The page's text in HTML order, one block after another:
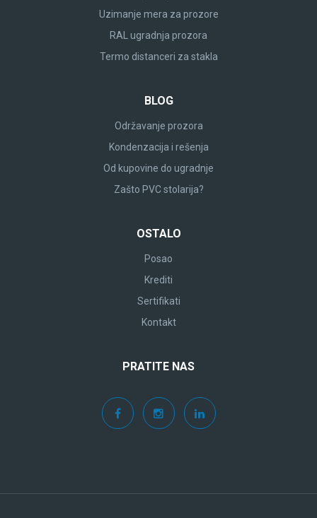
Uzimanje mera za prozore
RAL ugradnja prozora
Termo distanceri za stakla
BLOG
Održavanje prozora
Kondenzacija i rešenja
Od kupovine do ugradnje
Zašto PVC stolarija?
OSTALO
Posao
Krediti
Sertifikati
Kontakt
PRATITE NAS